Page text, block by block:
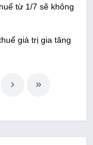
từ 1/7 sẽ không
giá trị gia tăng